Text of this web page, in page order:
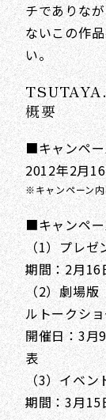
チでありな
ないこの作
い。
概要
■キャンペ
2012年2月
※キャンペーン内
■キャンペー
（1）プレゼ
期間：2月16
（2）劇場版
ルトークシ
開催日：3
表
（3）イベ
期間：3月15